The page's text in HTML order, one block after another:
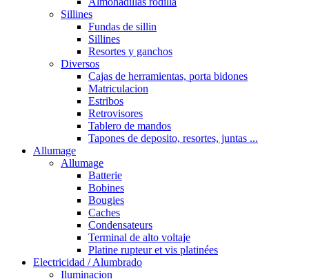
Sillines
Fundas de sillin
Sillines
Resortes y ganchos
Diversos
Cajas de herramientas, porta bidones
Matriculacion
Estribos
Retrovisores
Tablero de mandos
Tapones de deposito, resortes, juntas ...
Allumage
Allumage
Batterie
Bobines
Bougies
Caches
Condensateurs
Terminal de alto voltaje
Platine rupteur et vis platinées
Electricidad / Alumbrado
Iluminacion